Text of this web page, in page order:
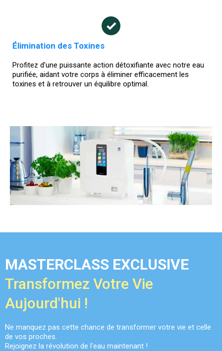
Élimination des Toxines
Profitez d'une puissante action détoxifiante avec notre eau
purifiée, aidant votre corps à éliminer efficacement les
toxines et à retrouver un équilibre optimal.
MASTERCLASS EXCLUSIVE
Transformez Votre Vie
Aujourd'hui !
Ne manquez pas cette chance de transformer votre vie et celle
de vos proches.
Rejoignez la révolution de l'eau maintenant !